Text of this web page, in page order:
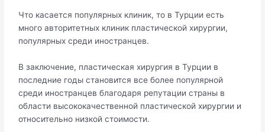
Что касается популярных клиник, то в Турции есть
много авторитетных клиник пластической хирургии,
популярных среди иностранцев.
В заключение, пластическая хирургия в Турции в
последние годы становится все более популярной
среди иностранцев благодаря репутации страны в
области высококачественной пластической хирургии и
относительно низкой стоимости.